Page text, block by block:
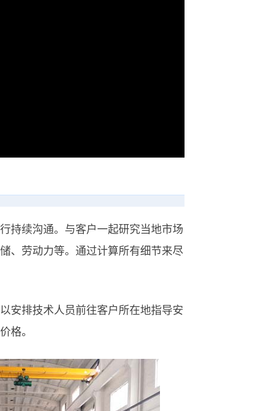
持续沟通。与客户一起研究当地市场
、劳动力等。通过计算所有细节来尽
安排技术人员前往客户所在地指导安
格。